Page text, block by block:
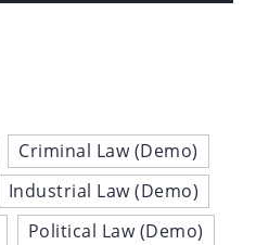
Criminal Law (Demo)
Industrial Law (Demo)
Political Law (Demo)